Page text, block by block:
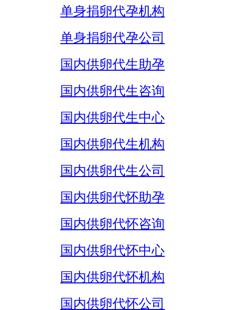
单身捐卵代孕机构
单身捐卵代孕公司
国内供卵代生助孕
国内供卵代生咨询
国内供卵代生中心
国内供卵代生机构
国内供卵代生公司
国内供卵代怀助孕
国内供卵代怀咨询
国内供卵代怀中心
国内供卵代怀机构
国内供卵代怀公司